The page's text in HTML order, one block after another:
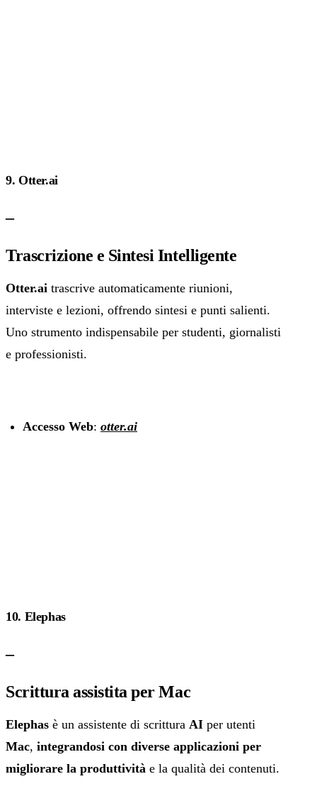
9. Otter.ai
–
Trascrizione e Sintesi Intelligente
Otter.ai trascrive automaticamente riunioni,
interviste e lezioni, offrendo sintesi e punti salienti.
Uno strumento indispensabile per studenti, giornalisti
e professionisti.
Accesso Web: otter.ai
10. Elephas
–
Scrittura assistita per Mac
Elephas è un assistente di scrittura AI per utenti
Mac, integrandosi con diverse applicazioni per
migliorare la produttività e la qualità dei contenuti.